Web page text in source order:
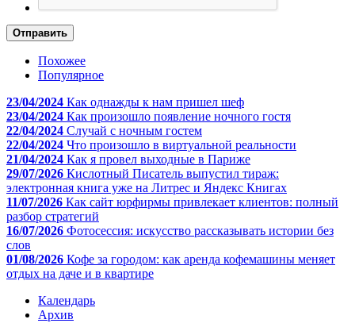
Отправить
Похожее
Популярное
23/04/2024 Как однажды к нам пришел шеф
23/04/2024 Как произошло появление ночного гостя
22/04/2024 Случай с ночным гостем
22/04/2024 Что произошло в виртуальной реальности
21/04/2024 Как я провел выходные в Париже
29/07/2026 Кислотный Писатель выпустил тираж:
электронная книга уже на Литрес и Яндекс Книгах
11/07/2026 Как сайт юрфирмы привлекает клиентов: полный
разбор стратегий
16/07/2026 Фотосессия: искусство рассказывать истории без
слов
01/08/2026 Кофе за городом: как аренда кофемашины меняет
отдых на даче и в квартире
Календарь
Архив